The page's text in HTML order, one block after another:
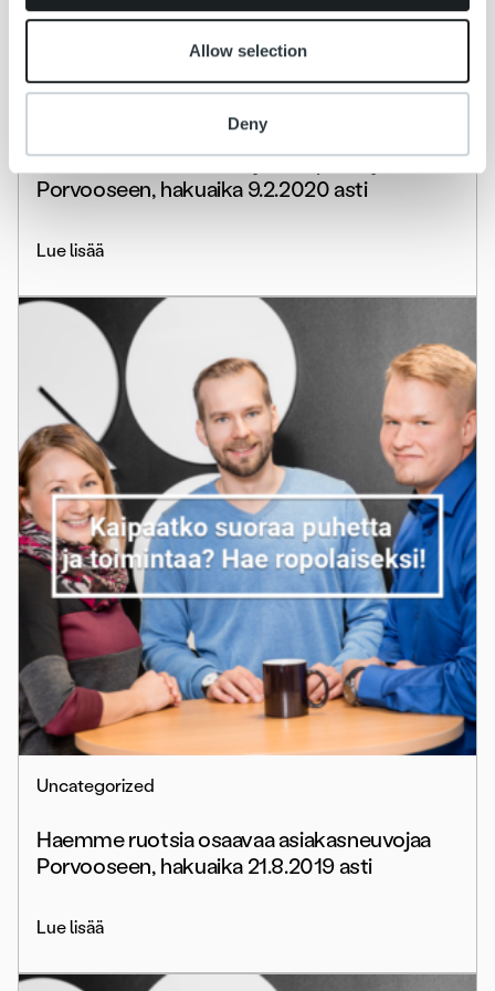
Allow selection
Deny
Haemme asiakasneuvojia Kuopioon ja
Porvooseen, hakuaika 9.2.2020 asti
Lue lisää
Uncategorized
Haemme ruotsia osaavaa asiakasneuvojaa
Porvooseen, hakuaika 21.8.2019 asti
Lue lisää